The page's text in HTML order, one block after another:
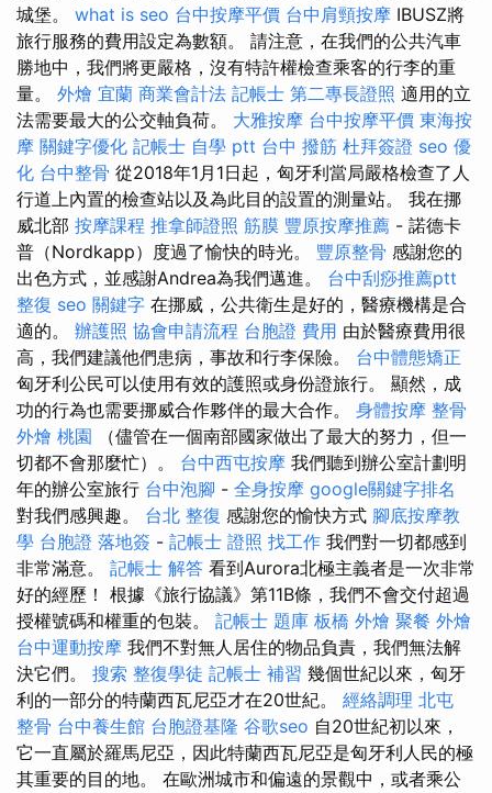
城堡。 what is seo 台中按摩平價 台中肩頸按摩 IBUSZ將
旅行服務的費用設定為數額。 請注意，在我們的公共汽車
勝地中，我們將更嚴格，沒有特許權檢查乘客的行李的重
量。 外燴 宜蘭 商業會計法 記帳士 第二專長證照 適用的立
法需要最大的公交軸負荷。 大雅按摩 台中按摩平價 東海按
摩 關鍵字優化 記帳士 自學 ptt 台中 撥筋 杜拜簽證 seo 優
化 台中整骨 從2018年1月1日起，匈牙利當局嚴格檢查了人
行道上內置的檢查站以及為此目的設置的測量站。 我在挪
威北部 按摩課程 推拿師證照 筋膜 豐原按摩推薦 - 諾德卡
普（Nordkapp）度過了愉快的時光。 豐原整骨 感謝您的
出色方式，並感謝Andrea為我們邁進。 台中刮痧推薦ptt
整復 seo 關鍵字 在挪威，公共衛生是好的，醫療機構是合
適的。 辦護照 協會申請流程 台胞證 費用 由於醫療費用很
高，我們建議他們患病，事故和行李保險。 台中體態矯正
匈牙利公民可以使用有效的護照或身份證旅行。 顯然，成
功的行為也需要挪威合作夥伴的最大合作。 身體按摩 整骨
外燴 桃園 （儘管在一個南部國家做出了最大的努力，但一
切都不會那麼忙）。 台中西屯按摩 我們聽到辦公室計劃明
年的辦公室旅行 台中泡腳 - 全身按摩 google關鍵字排名
對我們感興趣。 台北 整復 感謝您的愉快方式 腳底按摩教
學 台胞證 落地簽 - 記帳士 證照 找工作 我們對一切都感到
非常滿意。 記帳士 解答 看到Aurora北極主義者是一次非常
好的經歷！ 根據《旅行協議》第11B條，我們不會交付超過
授權號碼和權重的包裝。 記帳士 題庫 板橋 外燴 聚餐 外燴
台中運動按摩 我們不對無人居住的物品負責，我們無法解
決它們。 搜索 整復學徒 記帳士 補習 幾個世紀以來，匈牙
利的一部分的特蘭西瓦尼亞才在20世紀。 經絡調理 北屯
整骨 台中養生館 台胞證基隆 谷歌seo 自20世紀初以來，
它一直屬於羅馬尼亞，因此特蘭西瓦尼亞是匈牙利人民的極
其重要的目的地。 在歐洲城市和偏遠的景觀中，或者乘公